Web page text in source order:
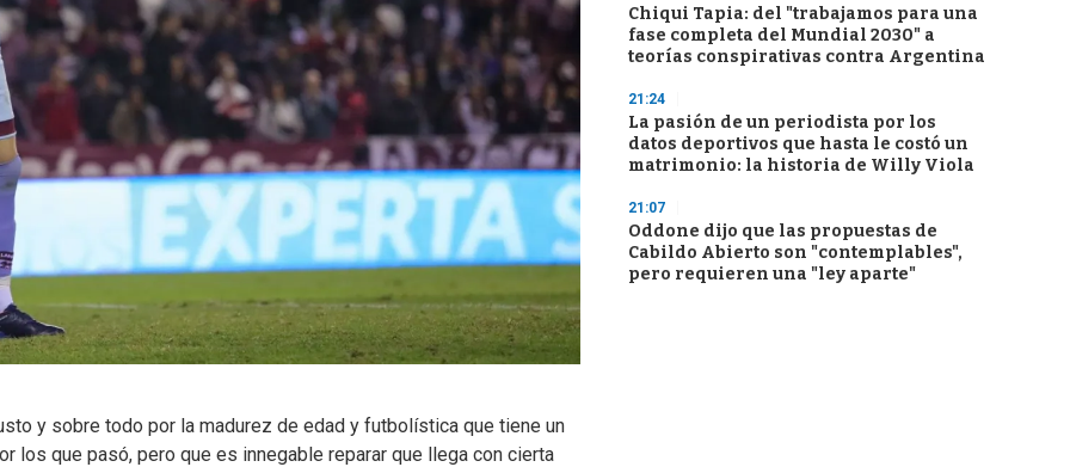
y sobre todo por la madurez de edad y futbolística que tiene un
los que pasó, pero que es innegable reparar que llega con cierta
Chiqui Tapia: del "trabajamos para una
fase completa del Mundial 2030" a
teorías conspirativas contra Argentina
21:24
La pasión de un periodista por los
datos deportivos que hasta le costó un
matrimonio: la historia de Willy Viola
21:07
Oddone dijo que las propuestas de
Cabildo Abierto son "contemplables",
pero requieren una "ley aparte"